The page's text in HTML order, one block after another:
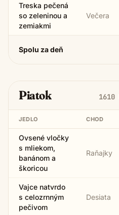
Treska pečená
so zeleninou a
zemiakmi
Večera
Spolu za deň
Piatok 1610
JEDLO CHOD
Ovsené vločky
s mliekom,
banánom a
škoricou
Raňajky
Vajce natvrdo
s celozrnným
pečivom
Desiata